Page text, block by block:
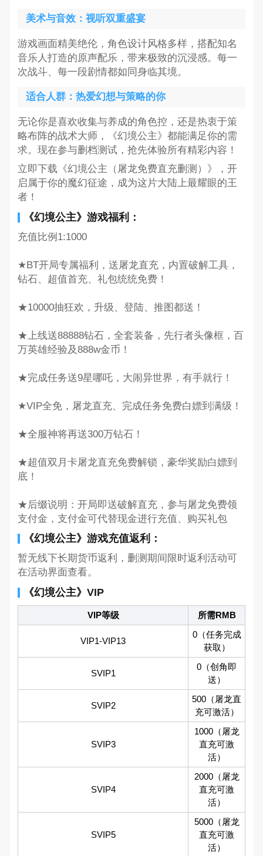
美术与音效：视听双重盛宴
游戏画面精美绝伦，角色设计风格多样，搭配知名
音乐人打造的原声配乐，带来极致的沉浸感。每一
次战斗、每一段剧情都如同身临其境。
适合人群：热爱幻想与策略的你
无论你是喜欢收集与养成的角色控，还是热衷于策
略布阵的战术大师，《幻境公主》都能满足你的需
求。现在参与删档测试，抢先体验所有精彩内容！
立即下载《幻境公主（屠龙免费直充删测）》，开
启属于你的魔幻征途，成为这片大陆上最耀眼的王
者！
《幻境公主》游戏福利：
充值比例1:1000
★BT开局专属福利，送屠龙直充，内置破解工具，
钻石、超值首充、礼包统统免费！
★10000抽狂欢，升级、登陆、推图都送！
★上线送88888钻石，全套装备，先行者头像框，百
万英雄经验及888w金币！
★完成任务送9星哪吒，大闹异世界，有手就行！
★VIP全免，屠龙直充、完成任务免费白嫖到满级！
★全服神将再送300万钻石！
★超值双月卡屠龙直充免费解锁，豪华奖励白嫖到
底！
★后缀说明：开局即送破解直充，参与屠龙免费领
支付金，支付金可代替现金进行充值、购买礼包
《幻境公主》游戏充值返利：
暂无线下长期货币返利，删测期间限时返利活动可
在活动界面查看。
《幻境公主》VIP
VIP等级 所需RMB
VIP1-VIP13
0（任务完成
获取）
SVIP1
0（创角即
送）
SVIP2
500（屠龙直
充可激活）
SVIP3
1000（屠龙
直充可激
活）
SVIP4
2000（屠龙
直充可激
活）
SVIP5
5000（屠龙
直充可激
活）